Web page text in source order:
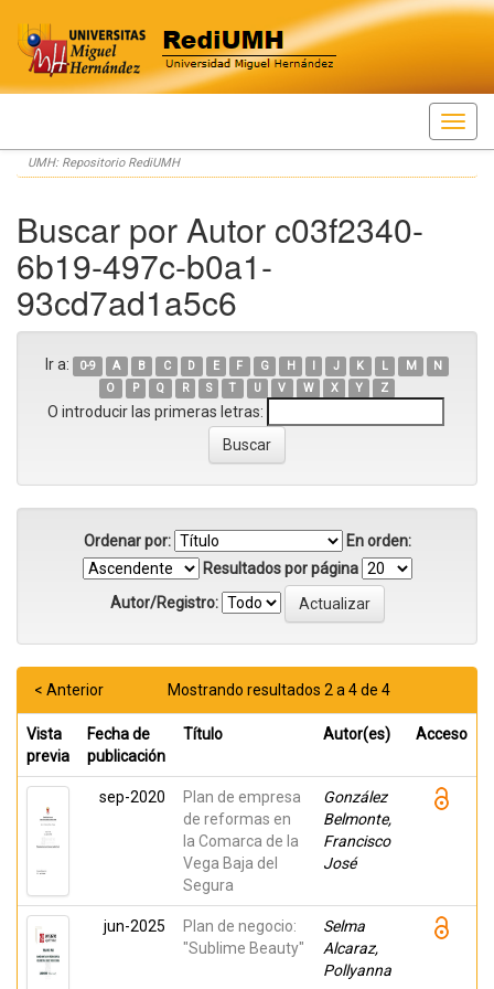
Skip
navigation
UMH: Repositorio RediUMH
Buscar por Autor c03f2340-
6b19-497c-b0a1-
93cd7ad1a5c6
Ir a: 0-9 A B C D E F G H I J K L M
N
O
P Q R S T U V W X Y Z
O introducir las primeras letras:
Ordenar por:
En orden:
Resultados por página
Autor/Registro:
Mostrando resultados 2 a 4 de 4
< Anterior
Vista
previa
Fecha de
publicación
Título Autor(es) Acceso
sep-2020
Plan de empresa
de reformas en
la Comarca de la
Vega Baja del
Segura
González
Belmonte,
Francisco
José
jun-2025
Plan de negocio:
"Sublime Beauty"
Selma
Alcaraz,
Pollyanna